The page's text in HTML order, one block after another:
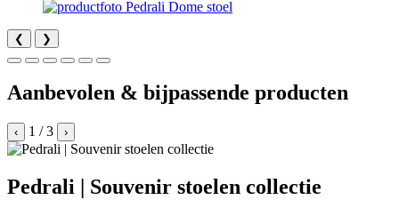
❮ ❯
Aanbevolen & bijpassende producten
‹ 1 /3 ›
Pedrali | Souvenir stoelen collectie